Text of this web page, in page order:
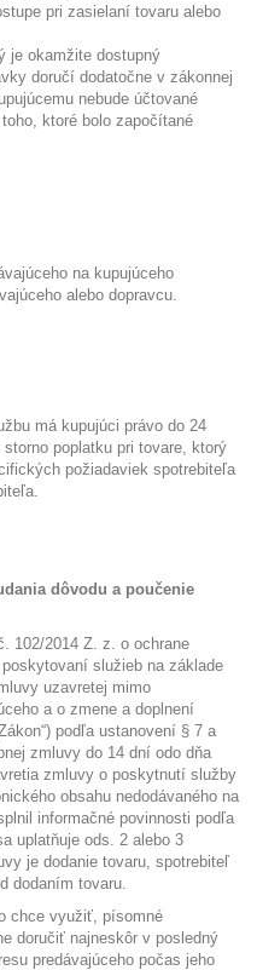
pri zasielaní tovaru alebo
je okamžite dostupný
doručí dodatočne v zákonnej
nebude účtované
ktoré bolo započítané
na kupujúceho
alebo dopravcu.
má kupujúci právo do 24
poplatku pri tovare, ktorý
požiadaviek spotrebiteľa
dôvodu a poučenie
102/2014 Z. z. o ochrane
služieb na základe
uzavretej mimo
a o zmene a doplnení
podľa ustanovení § 7 a
zmluvy do 14 dní odo dňa
zmluvy o poskytnutí služby
obsahu nedodávaného na
informačné povinnosti podľa
uplatňuje ods. 2 alebo 3
je dodanie tovaru, spotrebiteľ
dodaním tovaru.
chce využiť, písomné
doručiť najneskôr v posledný
predávajúceho počas jeho